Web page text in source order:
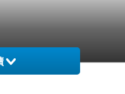
營隊就只開了這一期，